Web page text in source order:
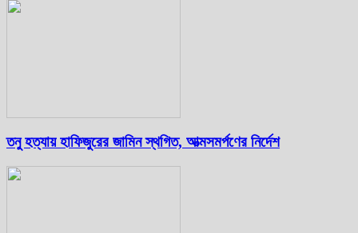
তনু হত্যায় হাফিজুরের জামিন স্থগিত, আত্মসমর্পণের নির্দেশ